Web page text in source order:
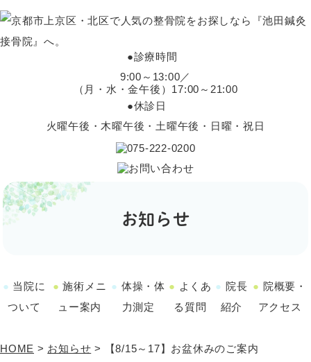
●診療時間
9:00～13:00／
（月・水・金午後）17:00～21:00
●休診日
火曜午後・木曜午後・土曜午後・日曜・祝日
お知らせ
当院に
ついて
施術メニ
ュー案内
体操・体
力測定
よくあ
る質問
院長
紹介
院概要・
アクセス
HOME > お知らせ > 【8/15～17】お盆休みのご案内